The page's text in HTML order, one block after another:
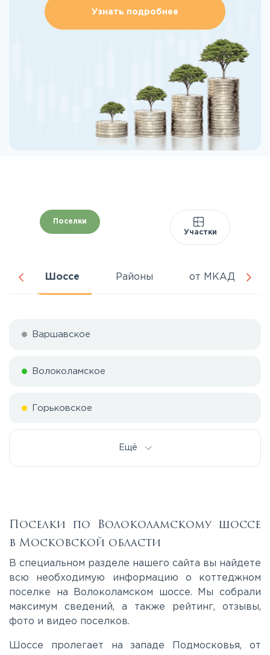
Узнать подробнее
Поселки
Участки
Шоссе Районы от МКАД
Варшавское
Волоколамское
Горьковское
Киевское
Ещё
Поселки по Волоколамскому шоссе
в Московской области
В специальном разделе нашего сайта вы найдете
всю необходимую информацию о коттеджном
поселке на Волоколамском шоссе. Мы собрали
максимум сведений, а также рейтинг, отзывы,
фото и видео поселков.
Шоссе пролегает на западе Подмосковья, от